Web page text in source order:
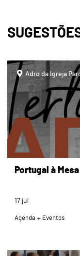
page
Adro da Igreja
Portugal à
17 jul
Agenda Eventos